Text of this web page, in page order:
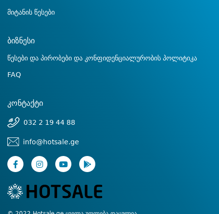
მიტანის წესები
ბიზნესი
წესები და პირობები და კონფიდენციალურობის პოლიტიკა
FAQ
კონტაქტი
032 2 19 44 88
info@hotsale.ge